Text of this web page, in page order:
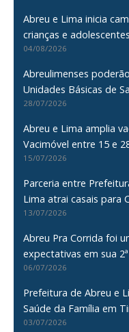
Abreu e Lima inicia
crianças e adolescentes
04/08/2026
Abreulimenses
Unidades Básicas de
28/07/2026
Abreu e Lima amplia
Vacimóvel entre 15 e
15/07/2026
Parceria entre
Lima atrai casais para
13/07/2026
Abreu Pra Corrida foi
expectativas em sua
06/07/2026
Prefeitura de Abreu e
Saúde da Família em
03/07/2026